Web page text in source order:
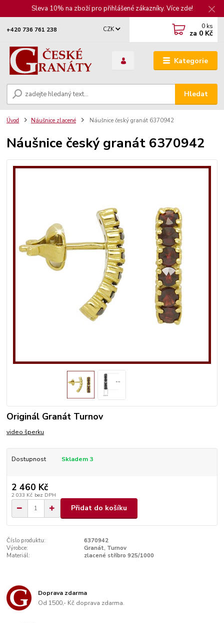
Sleva 10% na zboží pro přihlášené zákazníky. Více zde!
Kategorie
CZK
Hledat
+420 736 761 238 0 ks
za 0 Kč
Úvod Náušnice zlacené Náušnice český granát 6370942
Náušnice český granát 6370942
Originál Granát Turnov
video šperku
Dostupnost Skladem 3
2 460 Kč
2 033 Kč bez DPH
Přidat do košíku
Číslo produktu:
6370942
Výrobce:
Granát, Turnov
Materiál:
zlacené stříbro 925/1000
Doprava zdarma
Od 1500,- Kč doprava zdarma.